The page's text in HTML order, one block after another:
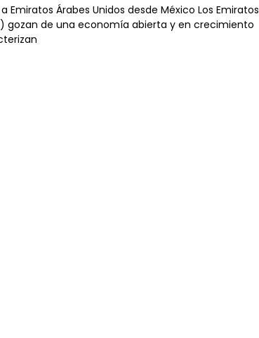
Emiratos Árabes Unidos desde México Los Emiratos
gozan de una economía abierta y en crecimiento